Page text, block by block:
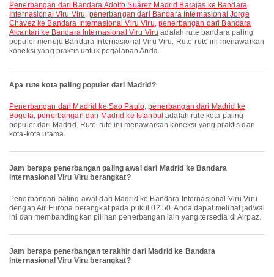
penerbangan dari Bandara Adolfo Suárez Madrid Barajas ke Bandara
Internasional Viru Viru, penerbangan dari Bandara Internasional Jorge
Chavez ke Bandara Internasional Viru Viru,penerbangan dari Bandara
Alcantarí ke Bandara Internasional Viru Viru adalah rute bandara paling
populer menuju Bandara Internasional Viru Viru. Rute-rute ini menawarkan
koneksi yang praktis untuk perjalanan Anda.
Apa rute kota paling populer dari Madrid?
penerbangan dari Madrid ke Sao Paulo,penerbangan dari Madrid ke
Bogota,penerbangan dari Madrid ke Istanbul adalah rute kota paling
populer dari Madrid. Rute-rute ini menawarkan koneksi yang praktis dari
kota-kota utama.
Jam berapa penerbangan paling awal dari Madrid ke Bandara
Internasional Viru Viru berangkat?
Penerbangan paling awal dari Madrid ke Bandara Internasional Viru Viru
dengan Air Europa berangkat pada pukul 02.50. Anda dapat melihat jadwal
ini dan membandingkan pilihan penerbangan lain yang tersedia di Airpaz.
Jam berapa penerbangan terakhir dari Madrid ke Bandara
Internasional Viru Viru berangkat?